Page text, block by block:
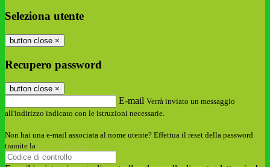
Seleziona utente
button close ×
Recupero password
button close ×
E-mail Verrà inviato un messaggio
all'indirizzo indicato con le istruzioni necessarie.
Non hai una e-mail associata al nome utente? Effettua il reset della password
tramite la